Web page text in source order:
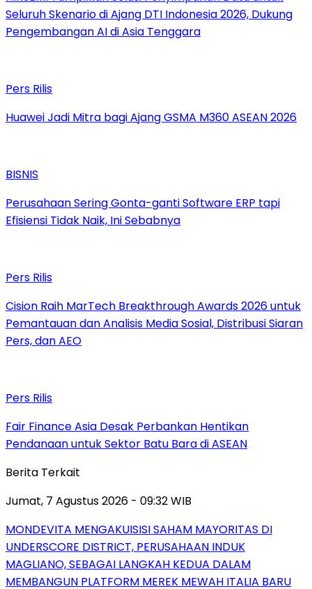
Seluruh Skenario di Ajang DTI Indonesia 2026, Dukung
Pengembangan AI di Asia Tenggara
Pers Rilis
Huawei Jadi Mitra bagi Ajang GSMA M360 ASEAN 2026
BISNIS
Perusahaan Sering Gonta-ganti Software ERP tapi
Efisiensi Tidak Naik, Ini Sebabnya
Pers Rilis
Cision Raih MarTech Breakthrough Awards 2026 untuk
Pemantauan dan Analisis Media Sosial, Distribusi Siaran
Pers, dan AEO
Pers Rilis
Fair Finance Asia Desak Perbankan Hentikan
Pendanaan untuk Sektor Batu Bara di ASEAN
Berita Terkait
Jumat, 7 Agustus 2026 - 09:32 WIB
MONDEVITA MENGAKUISISI SAHAM MAYORITAS DI
UNDERSCORE DISTRICT, PERUSAHAAN INDUK
MAGLIANO, SEBAGAI LANGKAH KEDUA DALAM
MEMBANGUN PLATFORM MEREK MEWAH ITALIA BARU